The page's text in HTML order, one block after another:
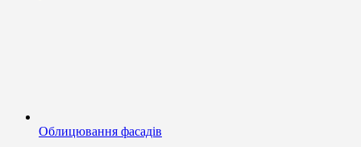
Облицювання фасадів